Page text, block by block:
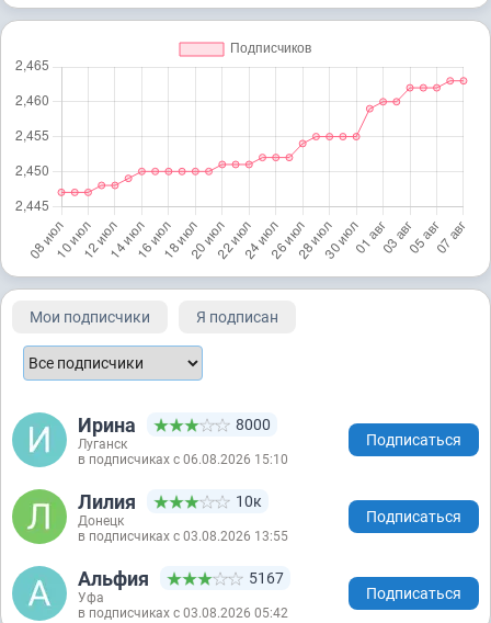
Мои подписчики Я подписан
Ирина 8000
Луганск
в подписчиках с 06.08.2026 15:10
Подписаться
Лилия 10к
Донецк
в подписчиках с 03.08.2026 13:55
Подписаться
Альфия 5167
Уфа
в подписчиках с 03.08.2026 05:42
Подписаться